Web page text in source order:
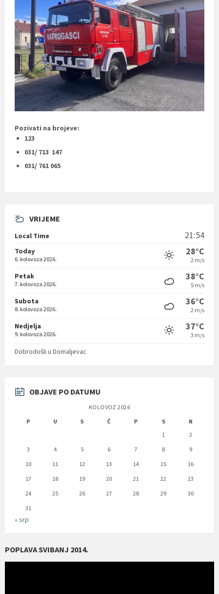
Pozivati na brojeve:
123
031/ 713 147
031/ 761 065
VRIJEME
Local Time 21:54
Today
6. kolovoza 2026.
28°C
2 m/s
Petak
7. kolovoza 2026.
38°C
5 m/s
Subota
8. kolovoza 2026.
36°C
2 m/s
Nedjelja
9. kolovoza 2026.
37°C
3 m/s
Dobrodošli u Domaljevac
OBJAVE PO DATUMU
KOLOVOZ 2026
P
U S Č P S
N
1
2
3
4 5 6 7 8
9
10
11 12 13 14 15
16
17
18 19 20 21 22
23
24
25 26 27 28 29
30
31
« srp
POPLAVA SVIBANJ 2014.